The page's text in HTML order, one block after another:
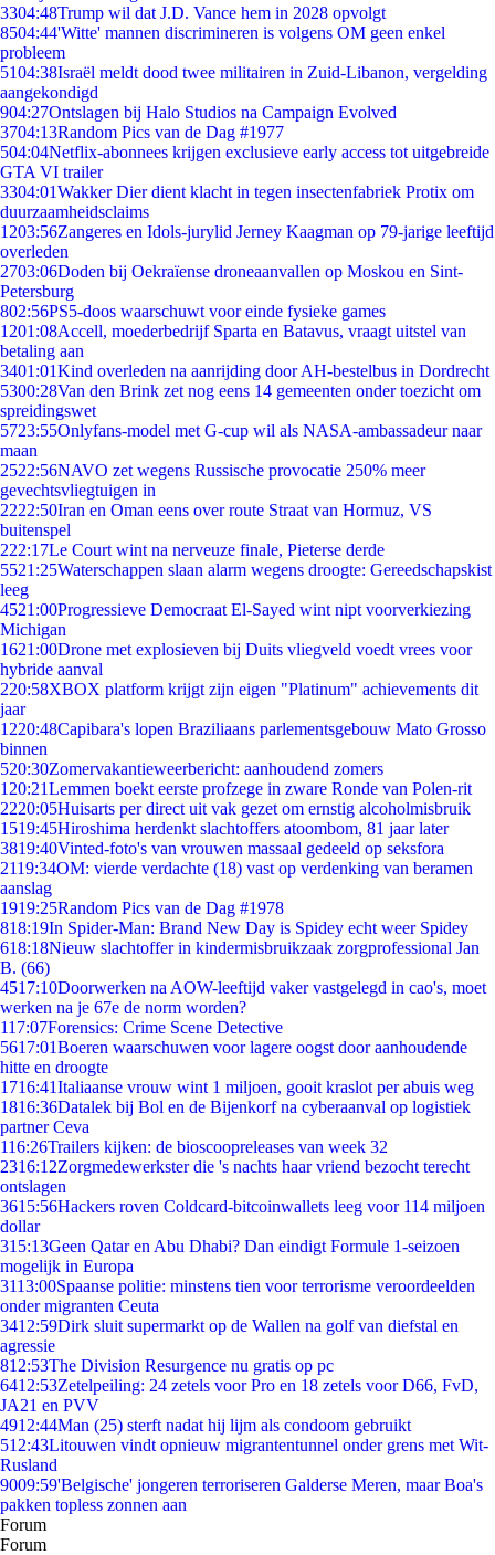
3304:48Trump wil dat J.D. Vance hem in 2028 opvolgt
8504:44'Witte' mannen discrimineren is volgens OM geen enkel
probleem
5104:38Israël meldt dood twee militairen in Zuid-Libanon, vergelding
aangekondigd
904:27Ontslagen bij Halo Studios na Campaign Evolved
3704:13Random Pics van de Dag #1977
504:04Netflix-abonnees krijgen exclusieve early access tot uitgebreide
GTA VI trailer
3304:01Wakker Dier dient klacht in tegen insectenfabriek Protix om
duurzaamheidsclaims
1203:56Zangeres en Idols-jurylid Jerney Kaagman op 79-jarige leeftijd
overleden
2703:06Doden bij Oekraïense droneaanvallen op Moskou en Sint-
Petersburg
802:56PS5-doos waarschuwt voor einde fysieke games
1201:08Accell, moederbedrijf Sparta en Batavus, vraagt uitstel van
betaling aan
3401:01Kind overleden na aanrijding door AH-bestelbus in Dordrecht
5300:28Van den Brink zet nog eens 14 gemeenten onder toezicht om
spreidingswet
5723:55Onlyfans-model met G-cup wil als NASA-ambassadeur naar
maan
2522:56NAVO zet wegens Russische provocatie 250% meer
gevechtsvliegtuigen in
2222:50Iran en Oman eens over route Straat van Hormuz, VS
buitenspel
222:17Le Court wint na nerveuze finale, Pieterse derde
5521:25Waterschappen slaan alarm wegens droogte: Gereedschapskist
leeg
4521:00Progressieve Democraat El-Sayed wint nipt voorverkiezing
Michigan
1621:00Drone met explosieven bij Duits vliegveld voedt vrees voor
hybride aanval
220:58XBOX platform krijgt zijn eigen "Platinum" achievements dit
jaar
1220:48Capibara's lopen Braziliaans parlementsgebouw Mato Grosso
binnen
520:30Zomervakantieweerbericht: aanhoudend zomers
1 20:21Lemmen boekt eerste profzege in zware Ronde van Polen-rit
2220:05Huisarts per direct uit vak gezet om ernstig alcoholmisbruik
1519:45Hiroshima herdenkt slachtoffers atoombom, 81 jaar later
3819:40Vinted-foto's van vrouwen massaal gedeeld op seksfora
2119:34OM: vierde verdachte (18) vast op verdenking van beramen
aanslag
1919:25Random Pics van de Dag #1978
818:19In Spider-Man: Brand New Day is Spidey echt weer Spidey
618:18Nieuw slachtoffer in kindermisbruikzaak zorgprofessional Jan
B. (66)
4517:10Doorwerken na AOW-leeftijd vaker vastgelegd in cao's, moet
werken na je 67e de norm worden?
117:07Forensics: Crime Scene Detective
5617:01Boeren waarschuwen voor lagere oogst door aanhoudende
hitte en droogte
1716:41Italiaanse vrouw wint 1 miljoen, gooit kraslot per abuis weg
1816:36Datalek bij Bol en de Bijenkorf na cyberaanval op logistiek
partner Ceva
116:26Trailers kijken: de bioscoopreleases van week 32
2316:12Zorgmedewerkster die 's nachts haar vriend bezocht terecht
ontslagen
3615:56Hackers roven Coldcard-bitcoinwallets leeg voor 114 miljoen
dollar
315:13Geen Qatar en Abu Dhabi? Dan eindigt Formule 1-seizoen
mogelijk in Europa
3113:00Spaanse politie: minstens tien voor terrorisme veroordeelden
onder migranten Ceuta
3412:59Dirk sluit supermarkt op de Wallen na golf van diefstal en
agressie
812:53The Division Resurgence nu gratis op pc
6412:53Zetelpeiling: 24 zetels voor Pro en 18 zetels voor D66, FvD,
JA21 en PVV
4912:44Man (25) sterft nadat hij lijm als condoom gebruikt
512:43Litouwen vindt opnieuw migrantentunnel onder grens met Wit-
Rusland
9009:59'Belgische' jongeren terroriseren Galderse Meren, maar Boa's
pakken topless zonnen aan
Forum
Forum